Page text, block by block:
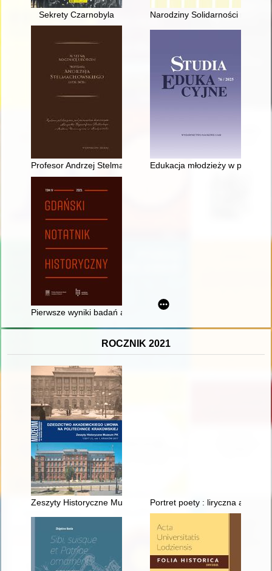
Sekrety Czarnobyla Narodziny Solidarności na
Profesor Andrzej Stelmachowski : wybitny prawnik agrarysta
Edukacja młodzieży w prasie
Pierwsze wyniki badań archeologicznych przy ulicy
ROCZNIK 2021
Zeszyty Historyczne Muzeum PK. R. 1 (2017)
Portret poety : liryczna